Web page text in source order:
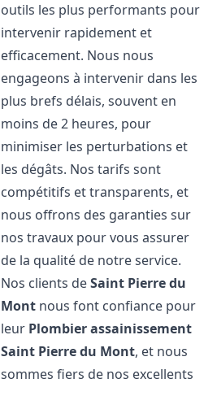
outils les plus performants pour
intervenir rapidement et
efficacement. Nous nous
engageons à intervenir dans les
plus brefs délais, souvent en
moins de 2 heures, pour
minimiser les perturbations et
les dégâts. Nos tarifs sont
compétitifs et transparents, et
nous offrons des garanties sur
nos travaux pour vous assurer
de la qualité de notre service.
Nos clients deSaint Pierre du
Mont nous font confiance pour
leur Plombier assainissement
Saint Pierre du Mont, et nous
sommes fiers de nos excellents